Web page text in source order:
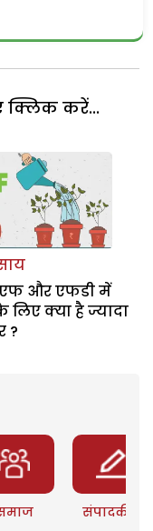
क्लिक करें...
और एफडी में
क्या है ज्यादा
?
संपादकीय